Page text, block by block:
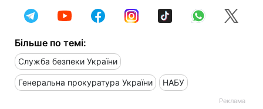
Більше по темі:
Служба безпеки України
Генеральна прокуратура України НАБУ